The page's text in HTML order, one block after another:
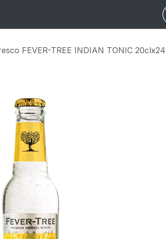
FEVER-TREE INDIAN TONIC 20clx24